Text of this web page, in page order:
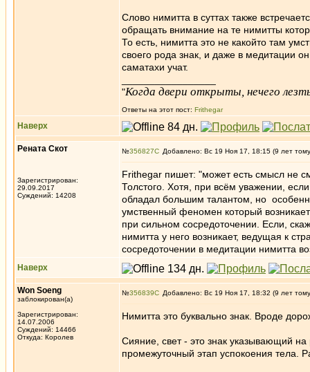
Слово нимитта в суттах также
обращать внимание на те нимитты
То есть, нимитта это не какойто там
своего рода знак, и даже в медитации
саматахи учат.
"Когда двери открыты, нечего
Ответы на этот пост: Frithegar
Наверх
Рената Скот
Зарегистрирован:
29.09.2017
Суждений: 14208
№356827 Добавлено: Вс 19 Ноя 17, 18:15 (9 лет
Frithegar пишет: "может есть смысл не
Толстого. Хотя, при всём уважении,
обладал большим талантом, но
умственный феномен который
при сильном сосредоточении. Если,
нимитта у него возникает, ведущая к
сосредоточении в медитации нимитта
Наверх
Won Soeng
заблокирован(а)
Зарегистрирован:
14.07.2006
Суждений: 14466
Откуда: Королев
№356839 Добавлено: Вс 19 Ноя 17, 18:32 (9 лет
Нимитта это буквально знак. Вроде
Сияние, свет - это знак указывающий
промежуточный этап успокоения тела.